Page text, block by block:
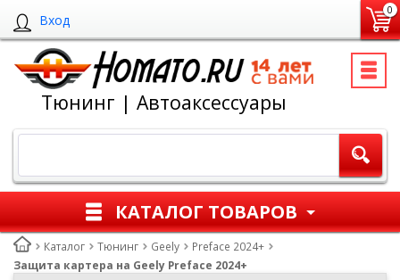
Вход
0
Тюнинг | Автоаксессуары
КАТАЛОГ ТОВАРОВ
Каталог Тюнинг Geely
Preface 2024+
Защита картера на Geely Preface 2024+